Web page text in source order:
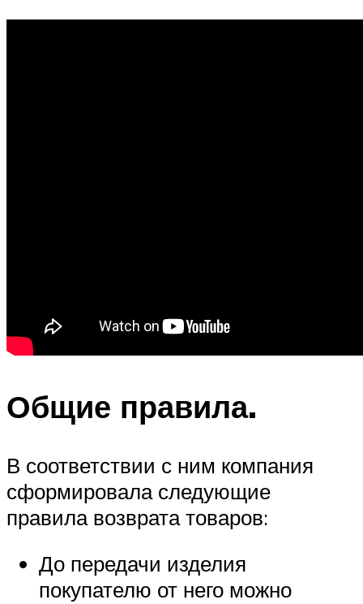
Общие правила.
В соответствии с ним компания
сформировала следующие
правила возврата товаров:
До передачи изделия
покупателю от него можно